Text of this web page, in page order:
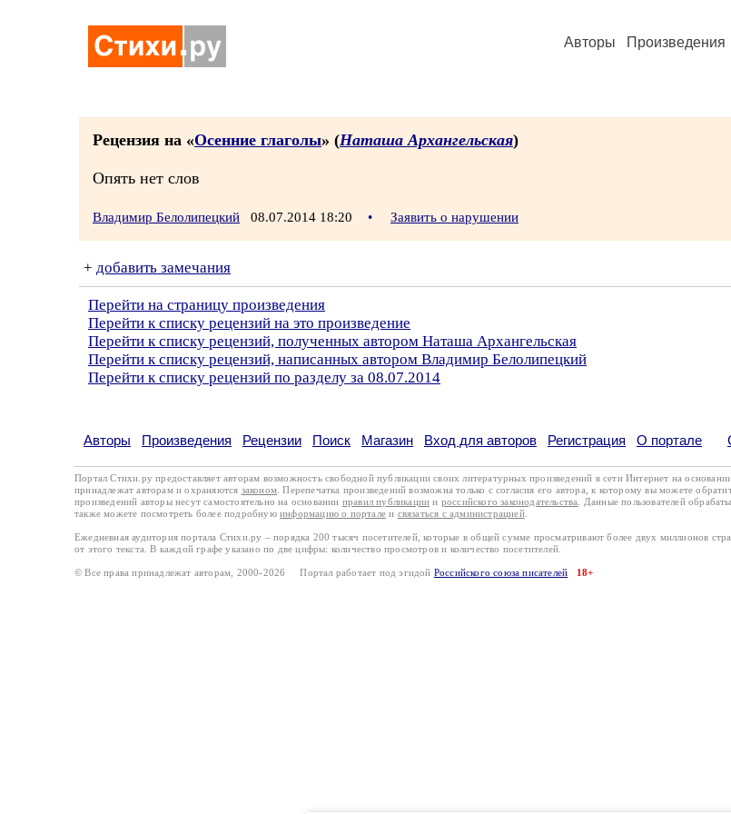
Авторы Произведения
Рецензия на «Осенние глаголы» (Наташа Архангельская)
Опять нет слов
Владимир Белолипецкий 08.07.2014 18:20 • Заявить о нарушении
+ добавить замечания
Перейти на страницу произведения
Перейти к списку рецензий на это произведение
Перейти к списку рецензий, полученных автором Наташа Архангельская
Перейти к списку рецензий, написанных автором Владимир Белолипецкий
Перейти к списку рецензий по разделу за 08.07.2014
Авторы Произведения Рецензии Поиск Магазин Вход для авторов Регистрация О портале
Портал Стихи.ру предоставляет авторам возможность свободной публикации своих литературных произведений в сети Интернет на
принадлежат авторам и охраняются законом . Перепечатка произведений возможна только с согласия его автора, к которому вы можете
произведений авторы несут самостоятельно на основании правил публикации и российского законодательства . Данные пользователей
также можете посмотреть более подробную информацию о портале и связаться с администрацией.
Ежедневная аудитория портала Стихи.ру – порядка 200 тысяч посетителей, которые в общей сумме просматривают более двух миллионов
от этого текста. В каждой графе указано по две цифры: количество просмотров и количество посетителей.
© Все права принадлежат авторам, 2000-2026 Портал работает под эгидой Российского союза писателей 18+